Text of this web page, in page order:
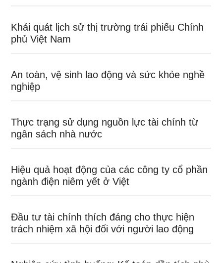
Khái quát lịch sử thị trường trái phiếu Chính
phủ Việt Nam
An toàn, vệ sinh lao động và sức khỏe nghề
nghiệp
Thực trạng sử dụng nguồn lực tài chính từ
ngân sách nhà nước
Hiệu quả hoạt động của các công ty cổ phần
ngành điện niêm yết ở Việt
Đầu tư tài chính thích đáng cho thực hiện
trách nhiệm xã hội đối với người lao động